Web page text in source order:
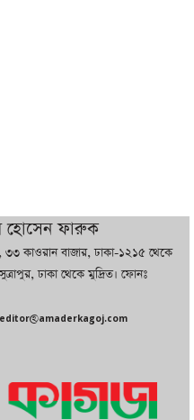
‘আগুন’, ‘এত দাম তো
হোসেন ফারুক
কাওরান বাজার, ঢাকা-১২১৫ থেকে
ঢাকা থেকে মুদ্রিত। ফোনঃ